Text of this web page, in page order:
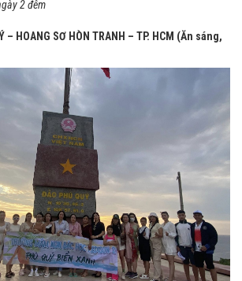
2 đêm
– HOANG SƠ HÒN TRANH – TP. HCM (Ăn sáng,